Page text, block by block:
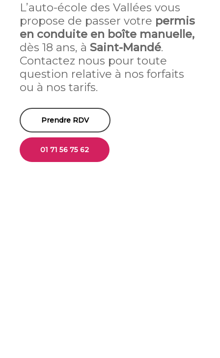
L’auto-école des Vallées vous
propose de passer votre permis
en conduite en boîte manuelle,
dès 18 ans, àSaint-Mandé.
Contactez nous pour toute
question relative à nos forfaits
ou à nos tarifs.
Prendre RDV
01 71 56 75 62